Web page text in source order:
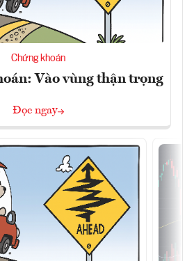
Chứng khoán
Vào vùng thận trọng
Đọc ngay